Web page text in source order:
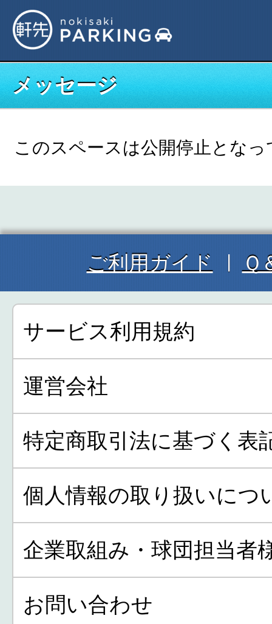
メッセージ
このスペースは公開停止とな
ご利用ガイド Ｑ
サービス利用規約
運営会社
特定商取引法に基づく表
個人情報の取り扱いにつ
企業取組み・球団担当者
お問い合わせ